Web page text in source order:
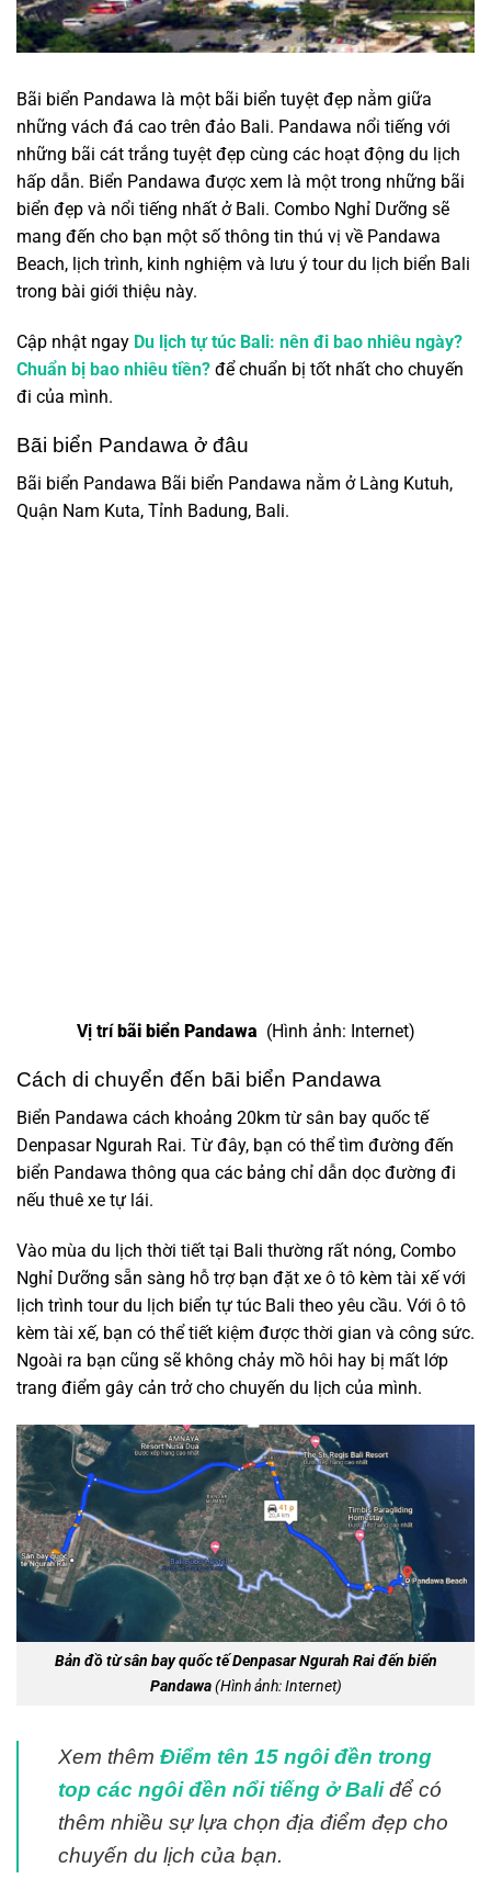
Bãi biển Pandawa là một bãi biển tuyệt đẹp nằm giữa
những vách đá cao trên đảo Bali. Pandawa nổi tiếng với
những bãi cát trắng tuyệt đẹp cùng các hoạt động du lịch
hấp dẫn. Biển Pandawa được xem là một trong những bãi
biển đẹp và nổi tiếng nhất ở Bali. Combo Nghỉ Dưỡng sẽ
mang đến cho bạn một số thông tin thú vị về Pandawa
Beach, lịch trình, kinh nghiệm và lưu ý tour du lịch biển Bali
trong bài giới thiệu này.
Cập nhật ngay Du lịch tự túc Bali: nên đi bao nhiêu ngày?
Chuẩn bị bao nhiêu tiền? để chuẩn bị tốt nhất cho chuyến
đi của mình.
Bãi biển Pandawa ở đâu
Bãi biển Pandawa Bãi biển Pandawa nằm ở Làng Kutuh,
Quận Nam Kuta, Tỉnh Badung, Bali.
Vị tríbãi biển Pandawa (Hình ảnh: Internet)
Cách di chuyển đến bãi biển Pandawa
Biển Pandawa cách khoảng 20km từ sân bay quốc tế
Denpasar Ngurah Rai. Từ đây, bạn có thể tìm đường đến
biển Pandawa thông qua các bảng chỉ dẫn dọc đường đi
nếu thuê xe tự lái.
Vào mùa du lịch thời tiết tại Bali thường rất nóng, Combo
Nghỉ Dưỡng sẵn sàng hỗ trợ bạn đặt xe ô tô kèm tài xế với
lịch trình tour du lịch biển tự túc Bali theo yêu cầu. Với ô tô
kèm tài xế, bạn có thể tiết kiệm được thời gian và công sức.
Ngoài ra bạn cũng sẽ không chảy mồ hôi hay bị mất lớp
trang điểm gây cản trở cho chuyến du lịch của mình.
Bản đồ từ sân bay quốc tế Denpasar Ngurah Rai đến biển
Pandawa(Hình ảnh: Internet)
Xem thêm Điểm tên 15 ngôi đền trong
top các ngôi đền nổi tiếng ở Baliđể có
thêm nhiều sự lựa chọn địa điểm đẹp cho
chuyến du lịch của bạn.